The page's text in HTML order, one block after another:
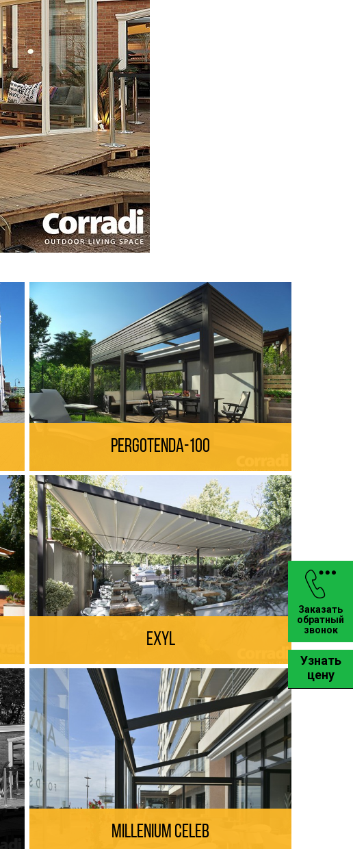
Pergotenda-100
Exyl
Millenium Celeb
Узнать
цену
Заказать
обратный
звонок